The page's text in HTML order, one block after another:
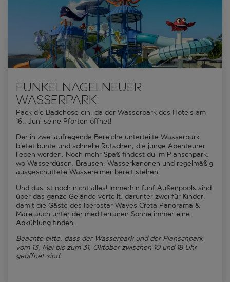
Funkelnagelneuer
Wasserpark
Pack die Badehose ein, da der Wasserpark des Hotels am
16.. Juni seine Pforten öffnet!
Der in zwei aufregende Bereiche unterteilte Wasserpark
bietet bunte und schnelle Rutschen, die junge Abenteurer
lieben werden. Noch mehr Spaß findest du im Planschpark,
wo Wasserdüsen, Brausen, Wasserkanonen und regelmäßig
ausgeschüttete Wassereimer bereit stehen.
Und das ist noch nicht alles! Immerhin fünf Außenpools sind
über das ganze Gelände verteilt, darunter zwei für Kinder,
damit die Gäste des Iberostar Waves Creta Panorama &
Mare auch unter der mediterranen Sonne immer eine
Abkühlung finden.
Beachte bitte, dass der Wasserpark und der Planschpark
vom 13. Mai bis zum 31. Oktober zwischen 10 und 18 Uhr
geöffnet sind.